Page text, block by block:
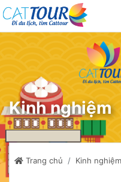
Kinh nghiệm
Trang chủ Kinh nghiệm